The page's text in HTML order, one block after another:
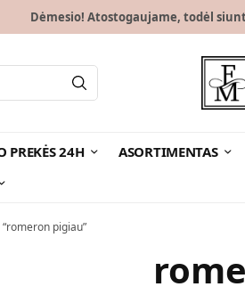
Dėmesio! Atostogaujame, todėl
PREKĖS 24H ASORTIMENTAS
pigiau”